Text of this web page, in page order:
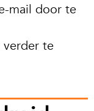
mail door te
verder te